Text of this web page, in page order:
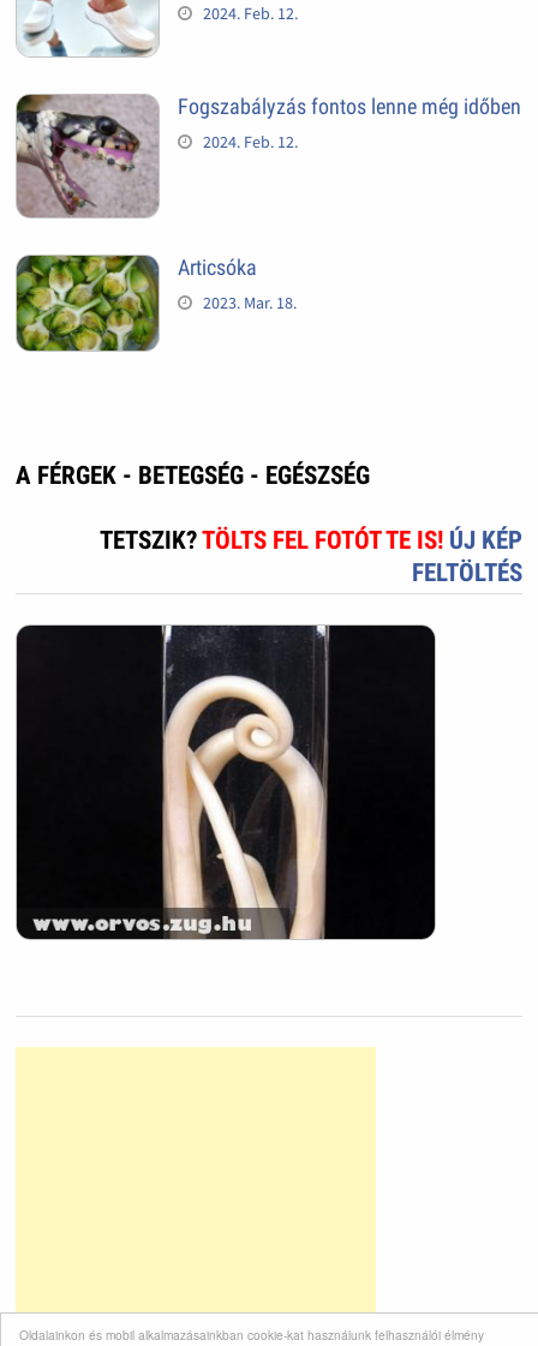
Oldalainkon és mobil alkalmazásainkban cookie-kat használunk felhasználói élmény
2024. Feb. 12.
Fogszabályzás fontos lenne még időben
2024. Feb. 12.
Articsóka
2023. Mar. 18.
A FÉRGEK - BETEGSÉG - EGÉSZSÉG
TETSZIK?TÖLTS FEL FOTÓT TE IS! ÚJ KÉP
FELTÖLTÉS